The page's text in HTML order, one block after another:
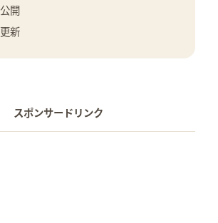
公開
更新
スポンサードリンク